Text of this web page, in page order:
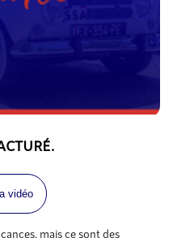
vidéo
mais ce sont des